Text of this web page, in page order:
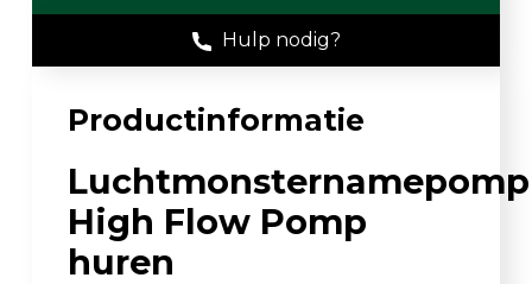
Hulp nodig?
Productinformatie
Luchtmonsternamepomp
High Flow Pomp
huren